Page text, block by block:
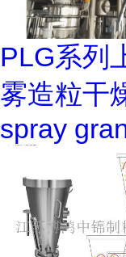
PLG系列
雾造粒干
spray